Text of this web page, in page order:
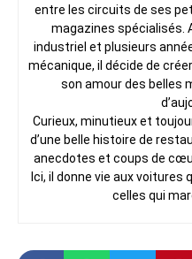
entre les circuits de ses
magazines spécialisés.
industriel et plusieurs
mécanique, il décide de créer
son amour des belles
Curieux, minutieux et
d’une belle histoire de
anecdotes et coups de
Ici, il donne vie aux voitures
celles qui